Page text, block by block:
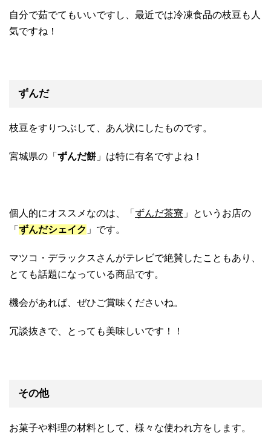
自分で茹でてもいいですし、最近では冷凍食品の枝豆も人
気ですね！
ずんだ
枝豆をすりつぶして、あん状にしたものです。
宮城県の「 ずんだ餅 」は特に有名ですよね！
個人的にオススメなのは、「 ずんだ茶寮 」というお店の
「 ずんだシェイク 」です。
マツコ・デラックスさんがテレビで絶賛したこともあり、
とても話題になっている商品です。
機会があれば、ぜひご賞味くださいね。
冗談抜きで、とっても美味しいです！！
その他
お菓子や料理の材料として、様々な使われ方をします。